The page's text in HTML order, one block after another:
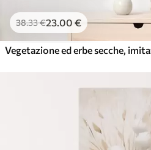
38.33€23.00 €